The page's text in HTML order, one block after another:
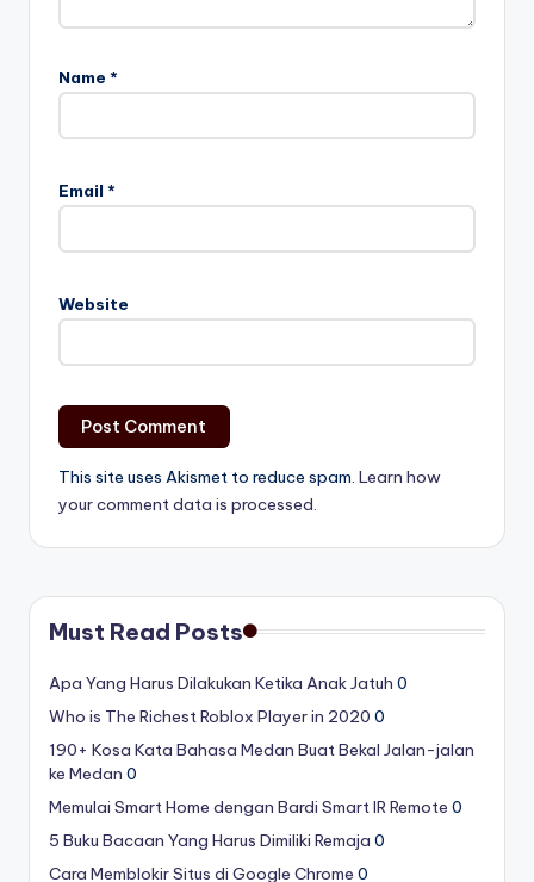
Name *
Email *
Website
This site uses Akismet to reduce spam. Learn how
your comment data is processed.
Must Read Posts
Apa Yang Harus Dilakukan Ketika Anak Jatuh 0
Who is The Richest Roblox Player in 2020 0
190+ Kosa Kata Bahasa Medan Buat Bekal Jalan-jalan
ke Medan 0
Memulai Smart Home dengan Bardi Smart IR Remote 0
5 Buku Bacaan Yang Harus Dimiliki Remaja 0
Cara Memblokir Situs di Google Chrome 0